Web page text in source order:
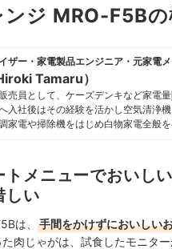
ンジ MRO-F5B
ザー・家電製品エンジニア・元家電
Tamaru）
売員として、ケーズデンキなど家電
入社後はその経験を活かし空気清浄
家電や掃除機をはじめ白物家電全般
れのしやすさまでひとつひとつ丁寧
Tamaru）のプロフィール
トメニューでおいし
しい
は、
手間をかけずにおいしい
肉じゃがは、試食したモニタ